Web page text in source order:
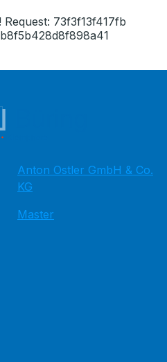
73f3f13f417fb
Anton Ostler GmbH & Co.
KG
Master